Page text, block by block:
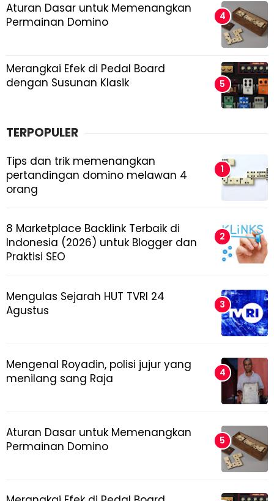
Aturan Dasar untuk Memenangkan
Permainan Domino
Merangkai Efek di Pedal Board
dengan Susunan Klasik
TERPOPULER
Tips dan trik memenangkan
pertandingan domino melawan 4
orang
8 Marketplace Backlink Terbaik di
Indonesia (2026) untuk Blogger dan
Praktisi SEO
Mengulas Sejarah HUT TVRI 24
Agustus
Mengenal Royadin, polisi jujur yang
menilang sang Raja
Aturan Dasar untuk Memenangkan
Permainan Domino